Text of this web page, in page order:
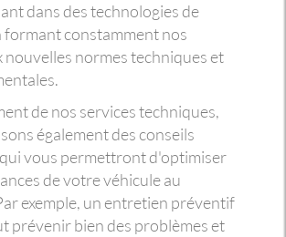
dans des technologies de
formant constamment nos
nouvelles normes techniques et
de nos services techniques,
également des conseils
vous permettront d'optimiser
de votre véhicule au
exemple, un entretien préventif
prévenir bien des problèmes et